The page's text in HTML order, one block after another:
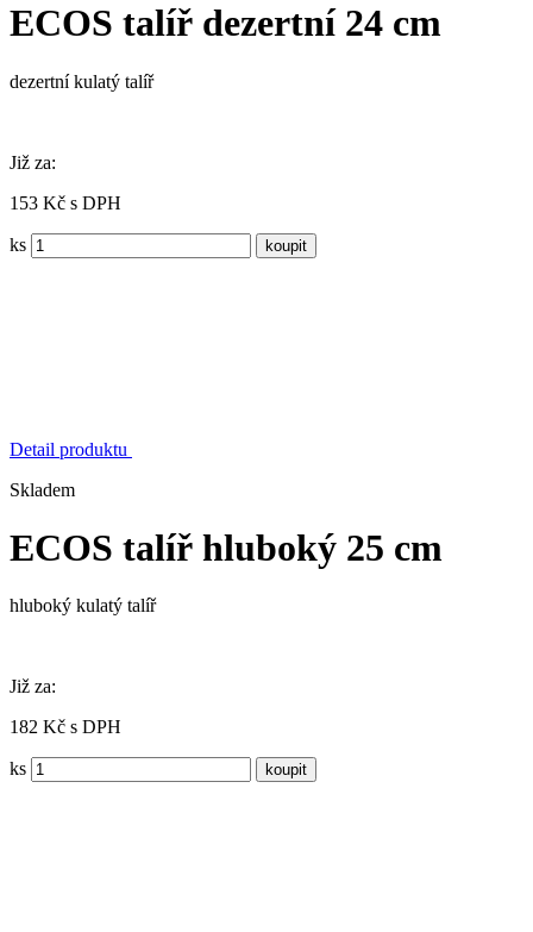
ECOS talíř dezertní 24 cm
dezertní kulatý talíř
Již za:
153 Kč s DPH
ks
Detail produktu
Skladem
ECOS talíř hluboký 25 cm
hluboký kulatý talíř
Již za:
182 Kč s DPH
ks